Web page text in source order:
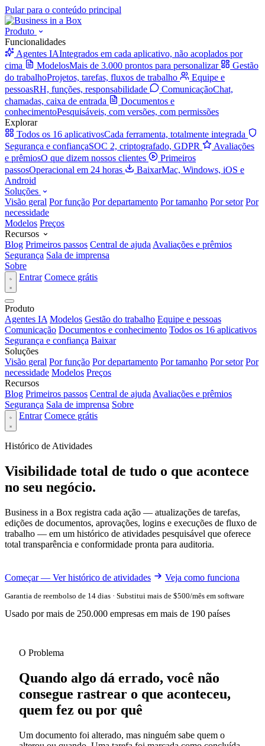
Pular para o conteúdo principal
Produto
Funcionalidades
Agentes IAIntegrados em cada aplicativo, não acoplados por
cima
ModelosMais de 3.000 prontos para personalizar
Gestão
do trabalhoProjetos, tarefas, fluxos de trabalho
Equipe e
pessoasRH, funções, responsabilidade ComunicaçãoChat,
chamadas, caixa de entrada
Documentos e
conhecimentoPesquisáveis, com versões, com permissões
Explorar
Todos os 16 aplicativosCada ferramenta, totalmente integrada
Segurança e confiançaSOC 2, criptografado, GDPR
Avaliações
e prêmiosO que dizem nossos clientes
Primeiros
passosOperacional em 24 horas BaixarMac, Windows, iOS e
Android
Soluções
Visão geral Por função Por departamento Por tamanho Por setor Por
necessidade
Modelos Preços
Recursos
Blog Primeiros passos Central de ajuda Avaliações e prêmios
Segurança Sala de imprensa
Sobre
Entrar Comece grátis
Produto
Agentes IA Modelos Gestão do trabalho Equipe e pessoas
Comunicação Documentos e conhecimento Todos os 16 aplicativos
Segurança e confiança Baixar
Soluções
Visão geral Por função Por departamento Por tamanho Por setor Por
necessidade Modelos Preços
Recursos
Blog Primeiros passos Central de ajuda Avaliações e prêmios
Segurança Sala de imprensa Sobre
Entrar Comece grátis
Histórico de Atividades
Visibilidade total de tudo o que acontece
no seu negócio.
Business in a Box registra cada ação — atualizações de tarefas,
edições de documentos, aprovações, logins e execuções de fluxo de
trabalho — em um histórico de atividades pesquisável que oferece
total transparência e conformidade pronta para auditoria.
Começar — Ver histórico de atividades Veja como funciona
Garantia de reembolso de 14 dias · Substitui mais de $500/mês em software
Usado por mais de 250.000 empresas em mais de 190 países
O Problema
Quando algo dá errado, você não
consegue rastrear o que aconteceu,
quem fez ou por quê
Um documento foi alterado, mas ninguém sabe quem o